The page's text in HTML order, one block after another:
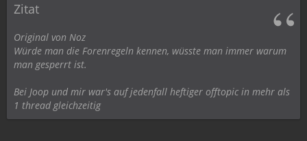
Zitat
Original von Noz
Würde man die Forenregeln kennen, wüsste man immer warum
man gesperrt ist.
Bei Joop und mir war's auf jedenfall heftiger offtopic in mehr als
1 thread gleichzeitig